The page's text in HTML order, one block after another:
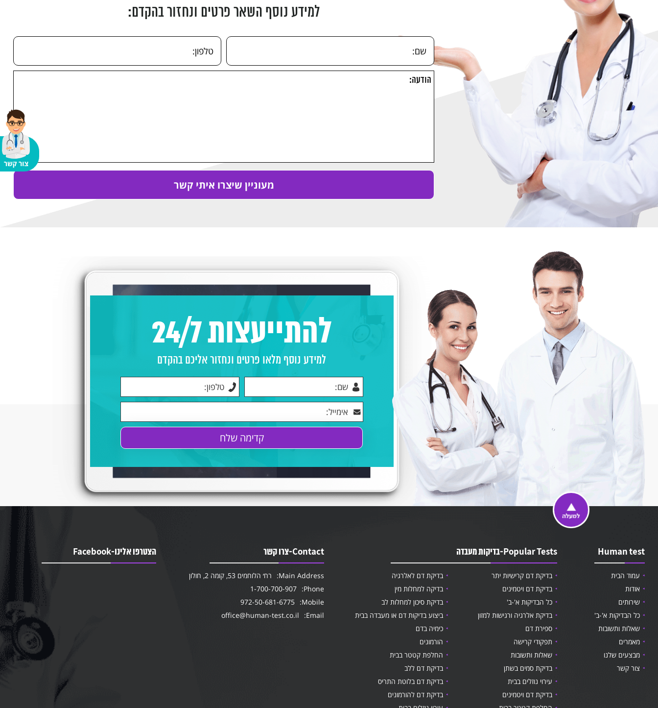
למידע נוסף השאר פרטים ונחזור בהקדם:
להתייעצות 24/7
למידע נוסף מלאו פרטים ונחזור אליכם בהקדם
Human test
עמוד הבית
אודות
שירותים
כל הבדיקות א'-ב'
שאלות ותשובות
מאמרים
מבצעים שלנו
צור קשר
Popular Tests-בדיקות מעבדה
בדיקת דם קרישיות יתר
בדיקת דם לאלרגיה
בדיקת דם ויטמינים
בדיקה למחלות מין
כל הבדיקות א'-ב'
בדיקת סיכון למחלות לב
בדיקת אלרגיה ורגישות למזון
ביצוע בדיקות דם או מעבדה בבית
ספירת דם
כימיה בדם
תפקודי קרישה
הורמונים
שאלות ותשובות
החלפת קטטר בבית
בדיקת סמים בשתן
בדיקת דם ללב
עירוי נוזלים בבית
בדיקת דם בלוטת התריס
בדיקת דם ויטמינים
בדיקת דם להורמונים
Contact-צרו קשר
Main Address:
רח׳ הלוחמים 53, קומה 2, חולון
Phone:
1-700-700-907
Mobile:
972-50-681-6775
Email:
office@human-test.co.il
הצטרפו אלינו-Facebook